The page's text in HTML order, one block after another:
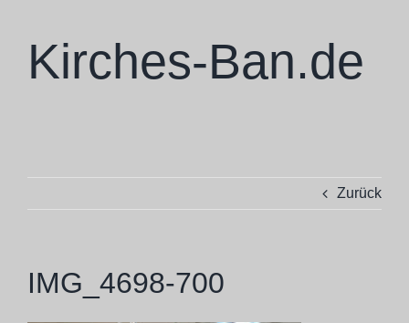
springenKirches-Ban.de
Projekte
Zurück
IMG_4698-700